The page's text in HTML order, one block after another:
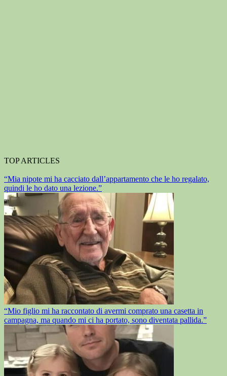
TOP ARTICLES
“Mia nipote mi ha cacciato dall’appartamento che le ho regalato,
quindi le ho dato una lezione.”
“Mio figlio mi ha raccontato di avermi comprato una casetta in
campagna, ma quando mi ci ha portato, sono diventata pallida.”